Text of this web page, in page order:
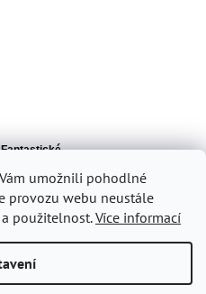
umožnili pohodlné
provozu webu neustále
použitelnost.Více informací